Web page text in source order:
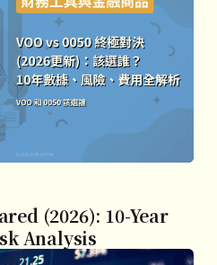
(2026): 10-Year
Analysis